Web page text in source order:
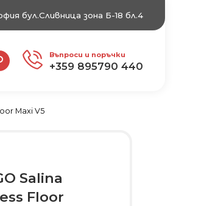
бул.Сливница зона Б-18 бл.4
Въпроси и поръчки
+359 895790 440
Maxi V5
Salina
Floor